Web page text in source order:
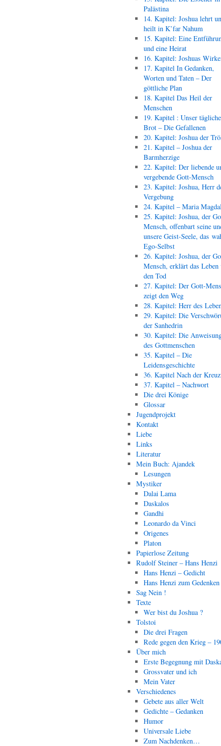
Palästina
14. Kapitel: Joshua lehrt
heilt in K’far Nahum
15. Kapitel: Eine
und eine Heirat
16. Kapitel: Joshuas
17. Kapitel In Gedanken,
Worten und Taten – Der
göttliche Plan
18. Kapitel Das Heil der
Menschen
19. Kapitel : Unser
Brot – Die Gefallenen
20. Kapitel: Joshua der
21. Kapitel – Joshua der
Barmherzige
22. Kapitel: Der liebende
vergebende Gott-Mensch
23. Kapitel: Joshua, Herr
Vergebung
24. Kapitel – Maria
25. Kapitel: Joshua, der
Mensch, offenbart seine
unsere Geist-Seele, das
Ego-Selbst
26. Kapitel: Joshua, der
Mensch, erklärt das Leben
den Tod
27. Kapitel: Der Gott-
zeigt den Weg
28. Kapitel: Herr des
29. Kapitel: Die
der Sanhedrin
30. Kapitel: Die
des Gottmenschen
35. Kapitel – Die
Leidensgeschichte
36. Kapitel Nach der
37. Kapitel – Nachwort
Die drei Könige
Glossar
Jugendprojekt
Kontakt
Liebe
Links
Literatur
Mein Buch: Ajandek
Lesungen
Mystiker
Dalai Lama
Daskalos
Gandhi
Leonardo da Vinci
Origenes
Platon
Papierlose Zeitung
Rudolf Steiner – Hans Henzi
Hans Henzi – Gedicht
Hans Henzi zum Gedenken
Sag Nein !
Texte
Wer bist du Joshua ?
Tolstoi
Die drei Fragen
Rede gegen den Krieg –
Über mich
Erste Begegnung mit
Grossvater und ich
Mein Vater
Verschiedenes
Gebete aus aller Welt
Gedichte – Gedanken
Humor
Universale Liebe
Zum Nachdenken…